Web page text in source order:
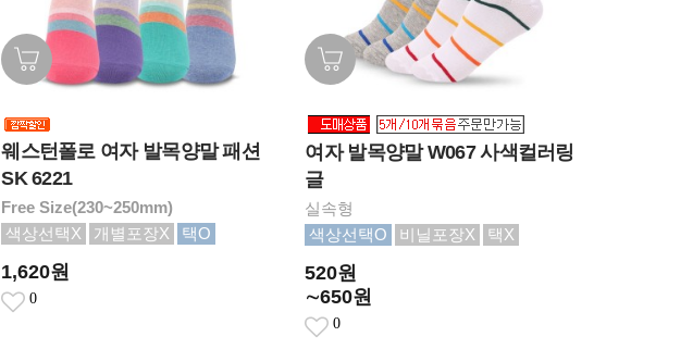
웨스턴폴로 여자 발목양말 패션
SK 6221
Free Size(230~250mm)
색상선택X
개별포장X 택O
1,620원
0
여자 발목양말 W067 사색컬러링
글
실속형
색상선택O
비닐포장X 택X
520원
∼650원
0